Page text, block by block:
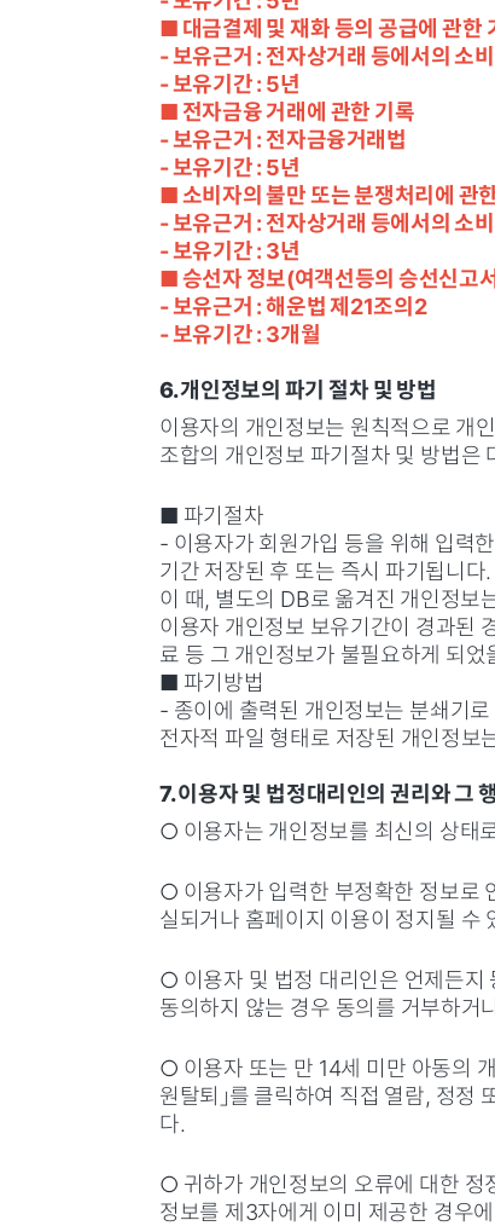
■ 대금결제 및 재화 등의 공급에 관한
- 보유근거 : 전자상거래 등에서의 소
- 보유기간 : 5년
■ 전자금융 거래에 관한 기록
- 보유근거 : 전자금융거래법
- 보유기간 : 5년
■ 소비자의 불만 또는 분쟁처리에 관
- 보유근거 : 전자상거래 등에서의 소
- 보유기간 : 3년
■ 승선자 정보(여객선등의 승선신고
- 보유근거 : 해운법 제21조의2
- 보유기간 : 3개월
6. 개인정보의 파기 절차 및 방법
이용자의 개인정보는 원칙적으로 개
조합의 개인정보 파기절차 및 방법은
■ 파기절차
- 이용자가 회원가입 등을 위해 입력
기간 저장된 후 또는 즉시 파기됩니다.
이 때, 별도의 DB로 옮겨진 개인정보
이용자 개인정보 보유기간이 경과된
료 등 그 개인정보가 불필요하게 되
■ 파기방법
- 종이에 출력된 개인정보는 분쇄기
전자적 파일 형태로 저장된 개인정보
7. 이용자 및 법정대리인의 권리와 그
○ 이용자는 개인정보를 최신의 상태
○ 이용자가 입력한 부정확한 정보로
실되거나 홈페이지 이용이 정지될 수
○ 이용자 및 법정 대리인은 언제든지
동의하지 않는 경우 동의를 거부하거
○ 이용자 또는 만 14세 미만 아동의 개
원탈퇴」를 클릭하여 직접 열람, 정정
다.
○ 귀하가 개인정보의 오류에 대한 정
정보를 제3자에게 이미 제공한 경우